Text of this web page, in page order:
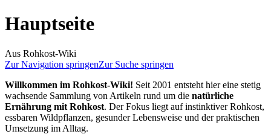
Hauptseite
Aus Rohkost-Wiki
Zur Navigation springenZur Suche springen
Willkommen im Rohkost-Wiki! Seit 2001 entsteht hier eine stetig
wachsende Sammlung von Artikeln rund um die natürliche
Ernährung mit Rohkost. Der Fokus liegt auf instinktiver Rohkost,
essbaren Wildpflanzen, gesunder Lebensweise und der praktischen
Umsetzung im Alltag.